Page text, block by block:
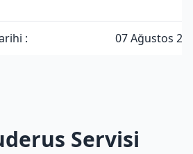
: 07 Ağustos
Servisi